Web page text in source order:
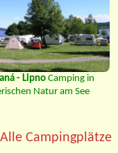
- LipnoCamping in
Natur am See
Alle Campingplätze